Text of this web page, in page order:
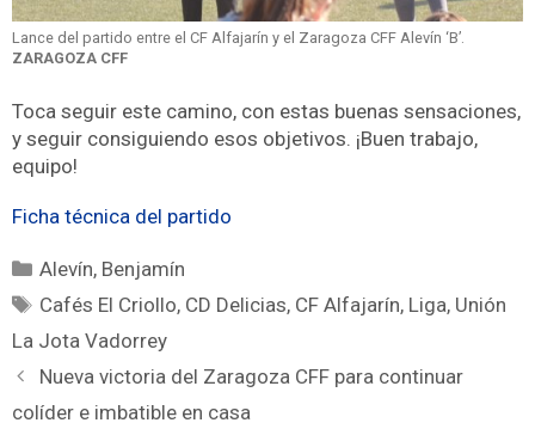
Lance del partido entre el CF Alfajarín y el Zaragoza CFF Alevín ‘B’.
ZARAGOZA CFF
Toca seguir este camino, con estas buenas sensaciones,
y seguir consiguiendo esos objetivos. ¡Buen trabajo,
equipo!
Ficha técnica del partido
Alevín, Benjamín
Cafés El Criollo, CD Delicias, CF Alfajarín, Liga, Unión
La Jota Vadorrey
Nueva victoria del Zaragoza CFF para continuar
colíder e imbatible en casa